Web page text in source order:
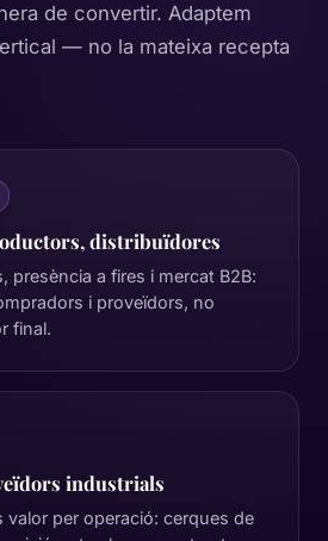
de convertir. Adaptem
— no la mateixa recepta
distribuïdores
presència a fires i mercat B2B:
i proveïdors, no
final.
industrials
valor per operació: cerques de